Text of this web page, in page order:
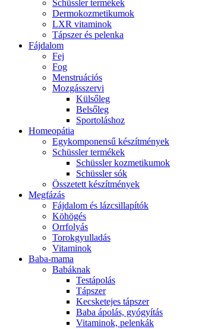
Schüssler termékek
Dermokozmetikumok
LXR vitaminok
Tápszer és pelenka
Fájdalom
Fej
Fog
Menstruációs
Mozgásszervi
Külsőleg
Belsőleg
Sportoláshoz
Homeopátia
Egykomponensű készítmények
Schüssler termékek
Schüssler kozmetikumok
Schüssler sók
Összetett készítmények
Megfázás
Fájdalom és lázcsillapítók
Köhögés
Orrfolyás
Torokgyulladás
Vitaminok
Baba-mama
Babáknak
Testápolás
Tápszer
Kecsketejes tápszer
Baba ápolás, gyógyítás
Vitaminok, pelenkák